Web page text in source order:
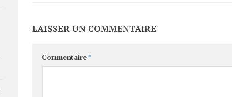
LAISSER UN COMMENTAIRE
Commentaire *